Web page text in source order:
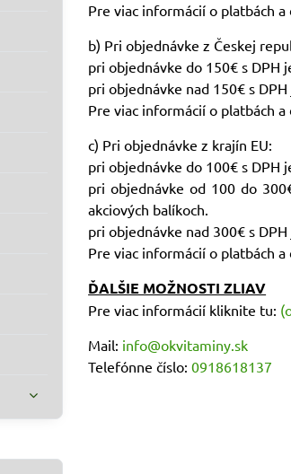
Pre viac informácií o platbách
b) Pri objednávke z Českej
pri objednávke do 150€ s DPH
pri objednávke nad 150€ s
Pre viac informácií o platbách
c) Pri objednávke z krajín EU:
pri objednávke do 100€ s DPH
pri objednávke od 100 do
akciových balíkoch.
pri objednávke nad 300€ s
Pre viac informácií o platbách
ĎALŠIE MOŽNOSTI ZLIAV
Pre viac informácií kliknite tu:
Mail: info@okvitaminy.sk
Telefónne číslo:0918618137